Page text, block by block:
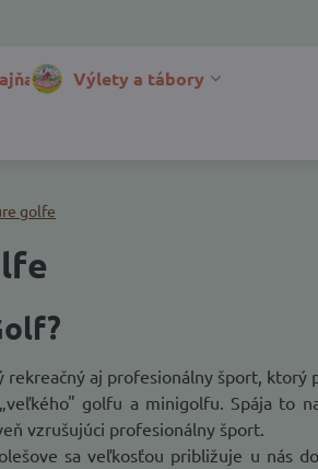
Výlety a tábory
golfe
aj profesionálny šport, ktorý
golfu a minigolfu. Spája to
vzrušujúci profesionálny šport.
sa veľkosťou približuje u nás